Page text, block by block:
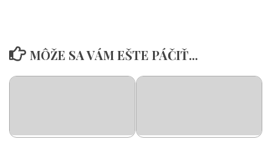
MÔŽE SA VÁM EŠTE PÁČIŤ...